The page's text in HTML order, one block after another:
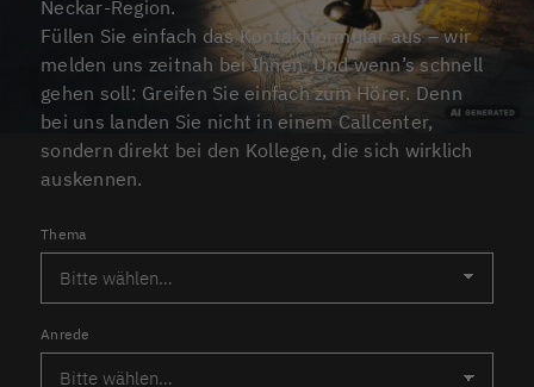
Neckar-Region.
Füllen Sie einfach das Kontaktformular aus – wir
melden uns zeitnah bei Ihnen. Und wenn’s schnell
gehen soll: Greifen Sie einfach zum Hörer. Denn
bei uns landen Sie nicht in einem Callcenter,
sondern direkt bei den Kollegen, die sich wirklich
auskennen.
Thema
Anrede